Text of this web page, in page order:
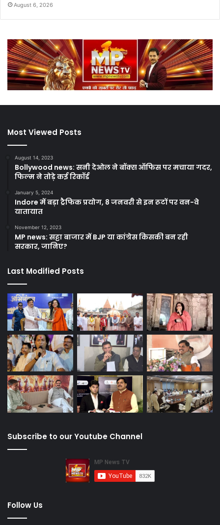
August 6, 2026
Most Viewed Posts
August 14, 2023
Bollywood news: सनी देओल ने बॉक्स ऑफिस पर मचाया गदर,
फिल्म ने तोड़े कई रिकॉर्ड
January 5, 2024
Indore में बड़ा ट्रैफिक प्रयोग, 8 जनवरी से इन रूटों पर वन-वे
यातायात
November 12, 2023
MP news: सट्टा बाजार में BJP या कांग्रेस किसकी बन रही
सरकार, जानिए?
Last Modified Posts
Subscribe to our Youtube Channel
Follow Us